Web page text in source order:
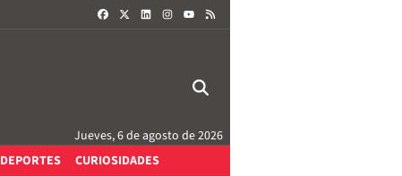
FACEBOOKLINKEDININSTAGRAM
Jueves, 6 de agosto de 2026
DEPORTES CURIOSIDADES